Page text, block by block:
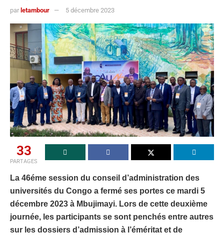
par letambour 5 décembre 2023
33
PARTAGES
La 46éme session du conseil d’administration des
universités du Congo a fermé ses portes ce mardi 5
décembre 2023 à Mbujimayi. Lors de cette deuxième
journée, les participants se sont penchés entre autres
sur les dossiers d’admission à l’éméritat et de